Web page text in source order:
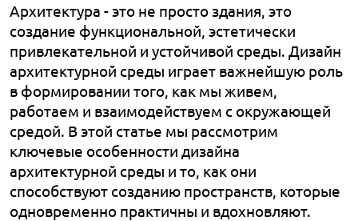
Архитектура - это не просто здания, это
создание функциональной, эстетически
привлекательной и устойчивой среды. Дизайн
архитектурной среды играет важнейшую роль
в формировании того, как мы живем,
работаем и взаимодействуем с окружающей
средой. В этой статье мы рассмотрим
ключевые особенности дизайна
архитектурной среды и то, как они
способствуют созданию пространств, которые
одновременно практичны и вдохновляют.